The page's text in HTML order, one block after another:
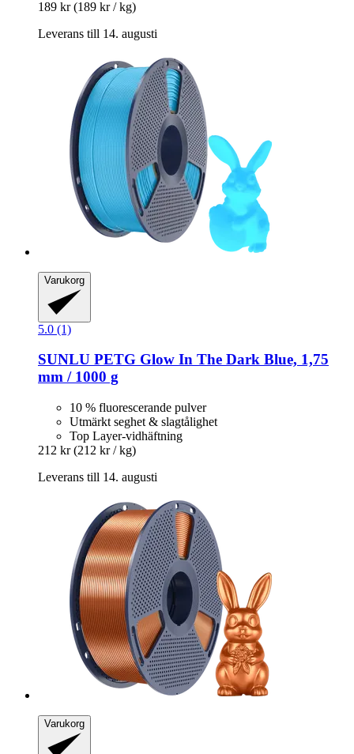
189 kr (189 kr / kg)
Leverans till 14. augusti
Varukorg
5.0 (1)
SUNLU PETG Glow In The Dark Blue, 1,75
mm / 1000 g
10 % fluorescerande pulver
Utmärkt seghet & slagtålighet
Top Layer-vidhäftning
212 kr (212 kr / kg)
Leverans till 14. augusti
Varukorg